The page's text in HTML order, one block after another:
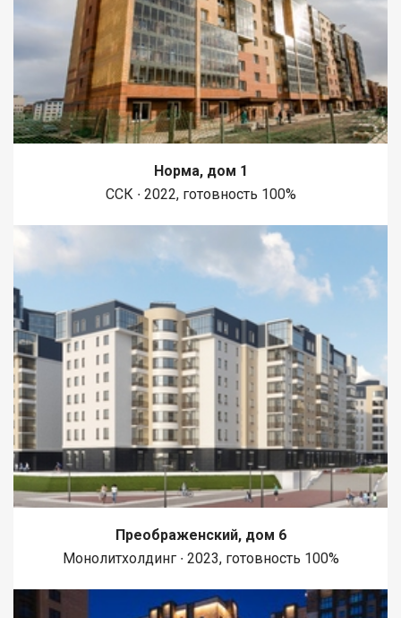
Норма, дом 1
ССК ∙ 2022, готовность 100%
Преображенский, дом 6
Монолитхолдинг ∙ 2023, готовность 100%